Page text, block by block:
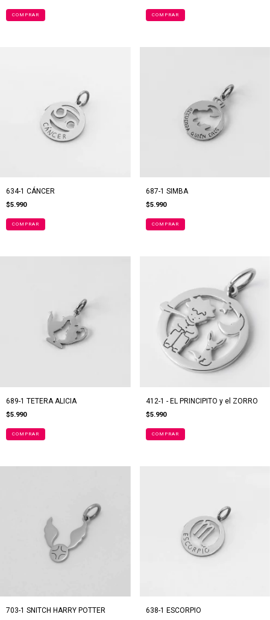
634-1 CÁNCER
$5.990
687-1 SIMBA
$5.990
689-1 TETERA ALICIA
$5.990
412-1 - EL PRINCIPITO y el ZORRO
$5.990
703-1 SNITCH HARRY POTTER 638-1 ESCORPIO